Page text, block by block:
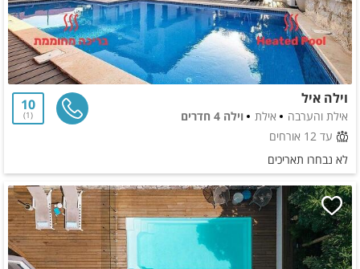
וילה איל
אילת והערבה אילת
וילה 4 חדרים
עד 12 אורחים
10
1
לא נבחרו תאריכים